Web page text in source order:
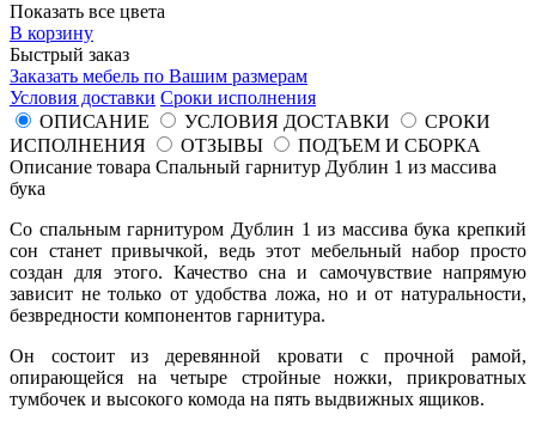
Показать все цвета
В корзину
Быстрый заказ
Заказать мебель по Вашим размерам
Условия доставки Сроки исполнения
ОПИСАНИЕ
УСЛОВИЯ ДОСТАВКИ
СРОКИ
ИСПОЛНЕНИЯ
ОТЗЫВЫ
ПОДЪЕМ И СБОРКА
Описание товара Спальный гарнитур Дублин 1 из массива
бука
Со спальным гарнитуром Дублин 1 из массива бука крепкий
сон станет привычкой, ведь этот мебельный набор просто
создан для этого. Качество сна и самочувствие напрямую
зависит не только от удобства ложа, но и от натуральности,
безвредности компонентов гарнитура.
Он состоит из деревянной кровати с прочной рамой,
опирающейся на четыре стройные ножки, прикроватных
тумбочек и высокого комода на пять выдвижных ящиков.